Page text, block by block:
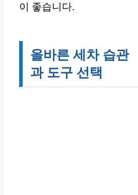
이 좋습니다.
올바른 세차 습관
과 도구 선택